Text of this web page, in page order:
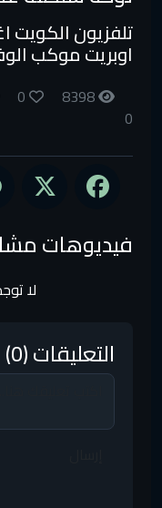
تلفزيون الكويت
اوبريت موكب
8398
0
فيديوهات
لا
التعليقات (0)